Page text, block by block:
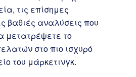
τις επίσημες
βαθιές αναλύσεις που
μετατρέψετε το
στο πιο ισχυρό
του μάρκετινγκ.